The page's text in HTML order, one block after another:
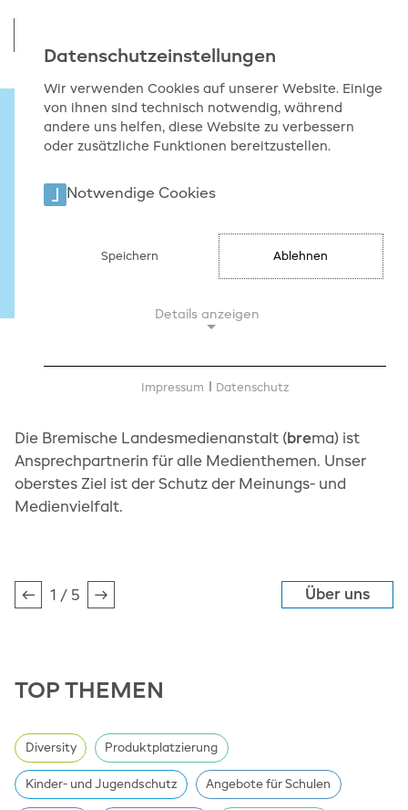
Willkommen bei der brema!
Die Bremische Landesmedienanstalt ( brema) ist
Ansprechpartnerin für alle Medienthemen. Unser
oberstes Ziel ist der Schutz der Meinungs- und
Medienvielfalt.
Über uns
Zurück
1 / 5 Weiter
TOP THEMEN
Diversity Produktplatzierung
Kinder- und Jugendschutz Angebote für Schulen
Datenschutzeinstellungen
Wir verwenden Cookies auf unserer Website. Einige
von ihnen sind technisch notwendig, während
andere uns helfen, diese Website zu verbessern
oder zusätzliche Funktionen bereitzustellen.
Notwendige Cookies
Ablehnen
Speichern
Details anzeigen
Notwendige Cookies ermöglichen
erforderlich.
Cookie Consent
Name:
Einwilligungsoptionen des Nutzers
Cookie Laufzeit:
Impressum Datenschutz